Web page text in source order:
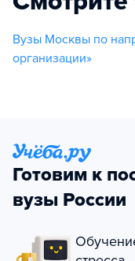
Вузы Москвы по
организации»
Готовим к
вузы России